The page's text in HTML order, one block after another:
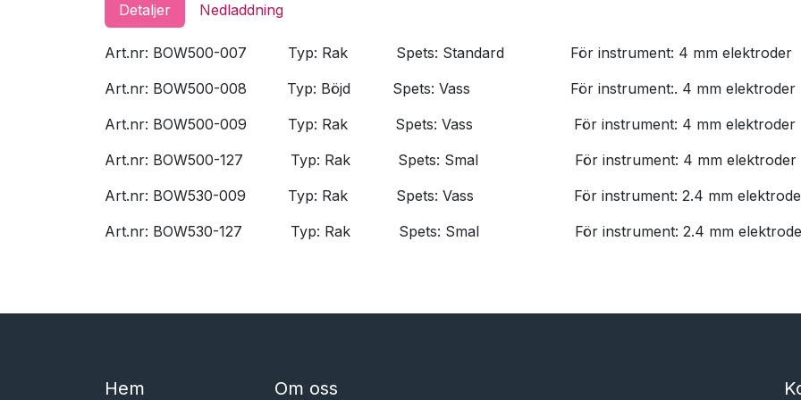
Detaljer Nedladdning
Art.nr: BOW500-007 ​Typ: Rak ​Spets: Standard
​För instrument: 4 mm elektroder
Art.nr: BOW500-008
​Typ: Böjd ​Spets: Vass
​För instrument:. 4 mm elektroder
Art.nr: BOW500-009
​Typ: Rak ​Spets: Vass
För instrument​: 4 mm elektroder
Art.nr: BOW500-127
​Typ: Rak ​Spets: Smal
​För instrument: 4 mm elektroder
Art.nr: BOW530-009
​Typ: Rak ​Spets: Vass
​För instrument: 2.4 mm
Art.nr: BOW530-127
​Typ: Rak ​Spets: Smal ​För instrument: 2.4 mm
Hem​​ Om oss